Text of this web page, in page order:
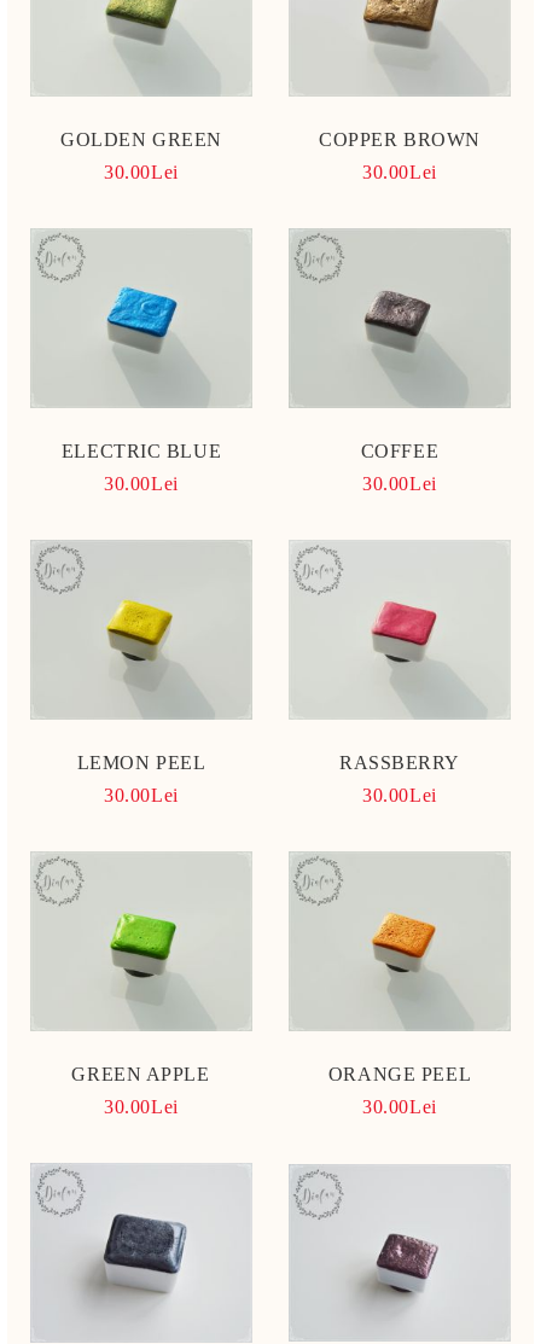
GOLDEN GREEN
30.00Lei
COPPER BROWN
30.00Lei
ELECTRIC BLUE
30.00Lei
COFFEE
30.00Lei
LEMON PEEL
30.00Lei
RASSBERRY
30.00Lei
GREEN APPLE
30.00Lei
ORANGE PEEL
30.00Lei